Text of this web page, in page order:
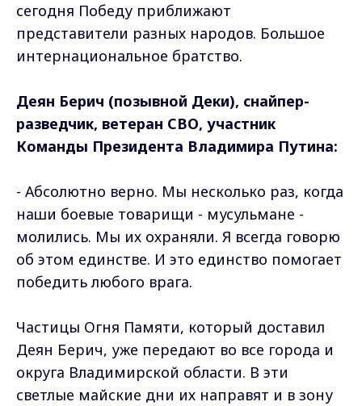
сегодня Победу приближают
представители разных народов. Большое
интернациональное братство.
Деян Берич (позывной Деки), снайпер-
разведчик, ветеран СВО, участник
Команды Президента Владимира Путина:
- Абсолютно верно. Мы несколько раз, когда
наши боевые товарищи - мусульмане -
молились. Мы их охраняли. Я всегда говорю
об этом единстве. И это единство помогает
победить любого врага.
Частицы Огня Памяти, который доставил
Деян Берич, уже передают во все города и
округа Владимирской области. В эти
светлые майские дни их направят и в зону